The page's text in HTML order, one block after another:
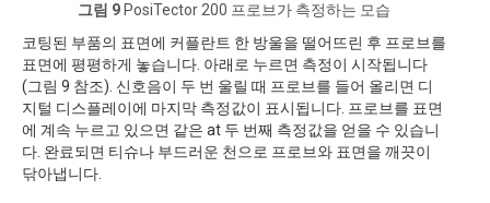
그림 9 PosiTector 200 프로브가 측정하는 모습
코팅된 부품의 표면에 커플란트 한 방울을 떨어뜨린 후 프로브를
표면에 평평하게 놓습니다. 아래로 누르면 측정이 시작됩니다
(그림 9 참조). 신호음이 두 번 울릴 때 프로브를 들어 올리면 디
지털 디스플레이에 마지막 측정값이 표시됩니다. 프로브를 표면
에 계속 누르고 있으면 같은 at 두 번째 측정값을 얻을 수 있습니
다. 완료되면 티슈나 부드러운 천으로 프로브와 표면을 깨끗이
닦아냅니다.